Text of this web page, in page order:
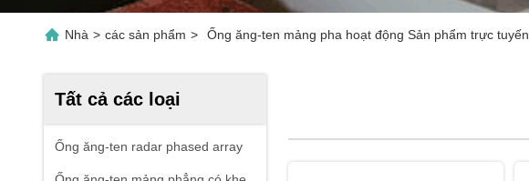
Nhà > các sản phẩm > Ống ăng-ten mảng pha hoạt động Sản phẩm trực tuyến
Tất cả các loại
Ống ăng-ten radar phased array